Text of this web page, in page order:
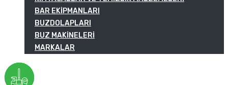
BAR EKIPMANLARI
BUZDOLAPLARI
BUZ MAKINELERI
MARKALAR